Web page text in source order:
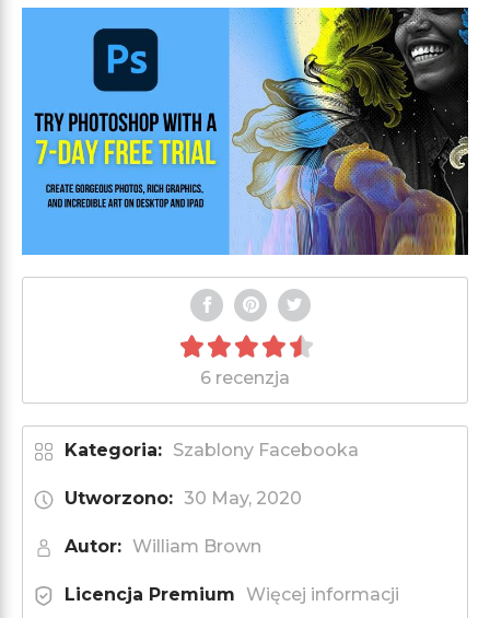
6 recenzja
Kategoria: Szablony Facebooka
Utworzono: 30 May, 2020
Autor: William Brown
Licencja Premium Więcej informacji